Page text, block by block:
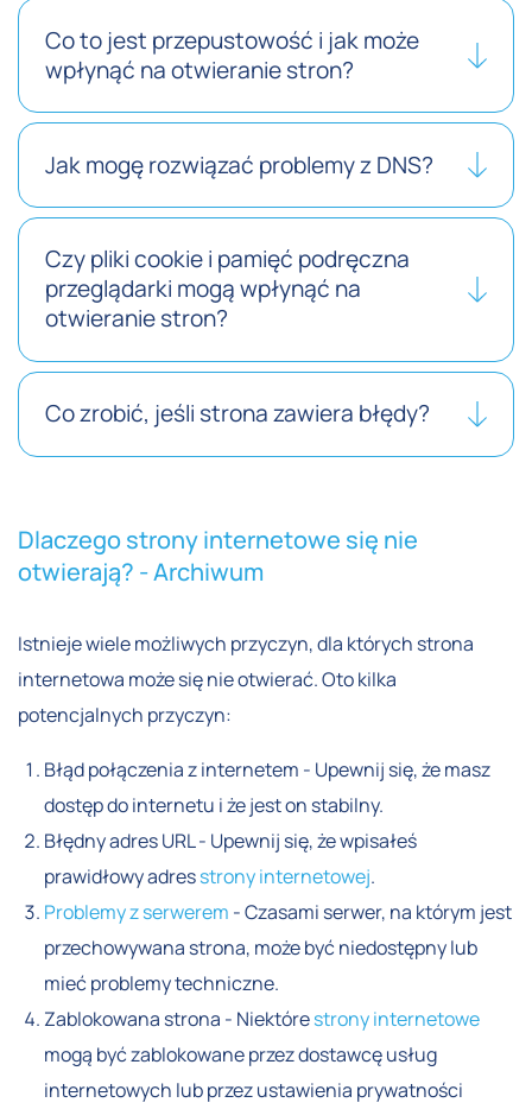
Co to jest przepustowość i jak może
wpłynąć na otwieranie stron?
Jak mogę rozwiązać problemy z DNS?
Czy pliki cookie i pamięć podręczna
przeglądarki mogą wpłynąć na
otwieranie stron?
Co zrobić, jeśli strona zawiera błędy?
Dlaczego strony internetowe się nie
otwierają? - Archiwum
Istnieje wiele możliwych przyczyn, dla których strona
internetowa może się nie otwierać. Oto kilka
potencjalnych przyczyn:
Błąd połączenia z internetem - Upewnij się, że masz
dostęp do internetu i że jest on stabilny.
Błędny adres URL - Upewnij się, że wpisałeś
prawidłowy adresstrony internetowej.
Problemy z serwerem - Czasami serwer, na którym jest
przechowywana strona, może być niedostępny lub
mieć problemy techniczne.
Zablokowana strona - Niektórestrony internetowe
mogą być zablokowane przez dostawcę usług
internetowych lub przez ustawienia prywatności